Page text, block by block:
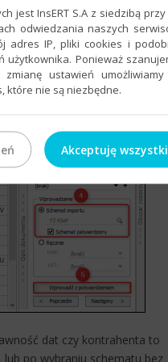
.​
dat czy kontrahenta to
po wybraniu schematu bez
jest InsERT S.A z siedzibą przy
odwiedzania naszych
adres IP, pliki cookies i
użytkownika. Ponieważ
ustawień umożliwiamy
które nie są niezbędne.
Akceptuję